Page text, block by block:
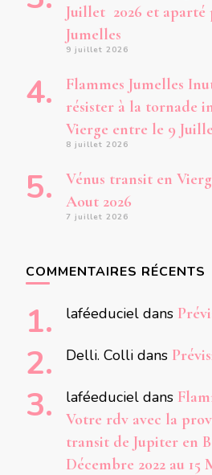
Juillet 2026 et aparté
Jumelles
9 juillet 2026
Flammes Jumelles
résister à la tornade
Vierge entre le 9
8 juillet 2026
Vénus transit en
Aout 2026
7 juillet 2026
COMMENTAIRES RÉCENTS
laféeduciel dans
Delli. Colli dans
laféeduciel dans
Votre rdv avec la
transit de Jupiter en
Décembre 2022 au 15